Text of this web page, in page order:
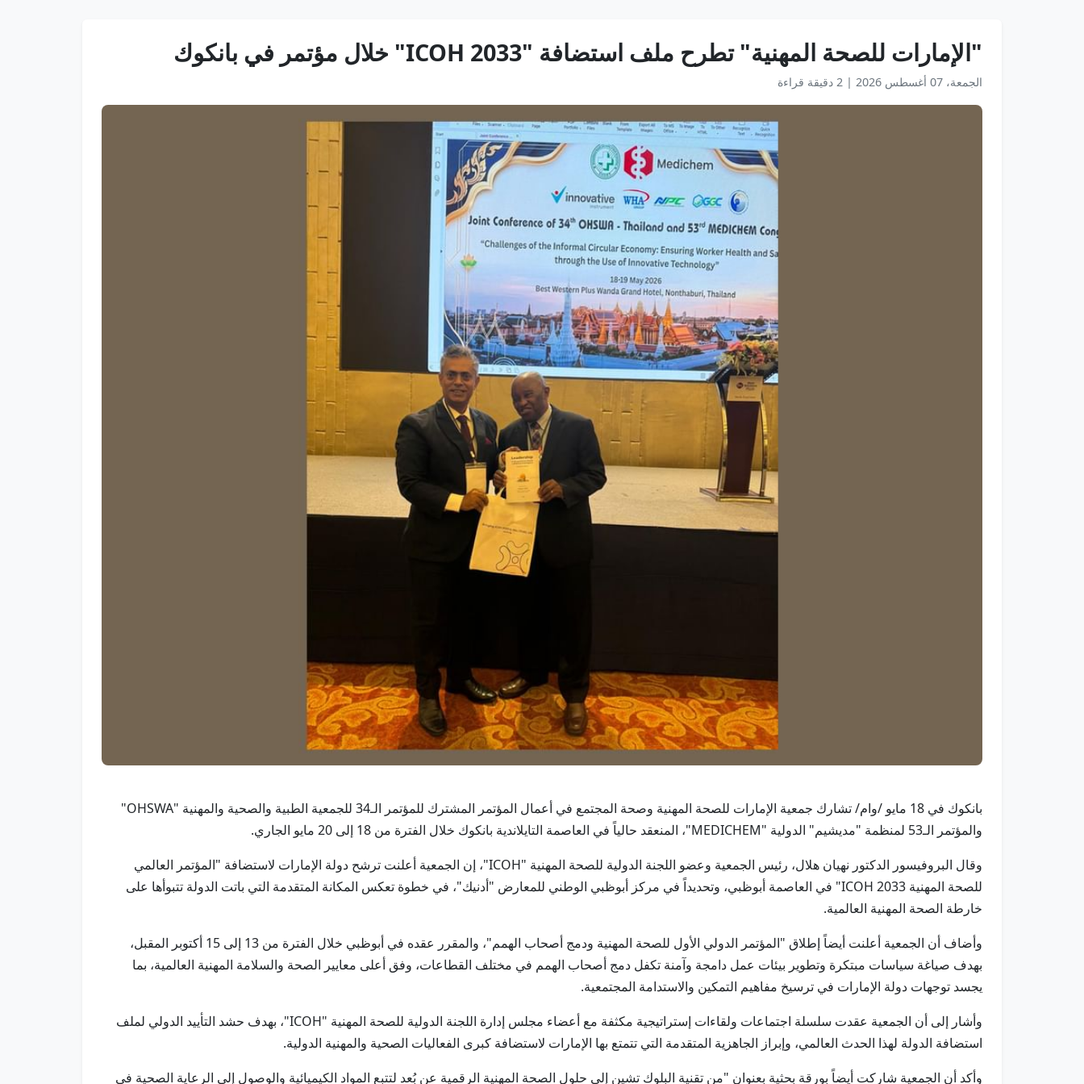
"الإمارات للصحة المهنية" تطرح ملف استضافة "ICOH 2033" خلال مؤتمر في بانكوك
الجمعة، 07 أغسطس 2026 | 2 دقيقة قراءة
بانكوك في 18 مايو /وام/ تشارك جمعية الإمارات للصحة المهنية وصحة المجتمع في أعمال المؤتمر المشترك للمؤتمر الـ34 للجمعية الطبية والصحية والمهنية "OHSWA"
والمؤتمر الـ53 لمنظمة "مديشيم" الدولية "MEDICHEM"، المنعقد حالياً في العاصمة التايلاندية بانكوك خلال الفترة من 18 إلى 20 مايو الجاري.
وقال البروفيسور الدكتور نهيان هلال، رئيس الجمعية وعضو اللجنة الدولية للصحة المهنية "ICOH"، إن الجمعية أعلنت ترشح دولة الإمارات لاستضافة "المؤتمر العالمي
للصحة المهنية ICOH 2033" في العاصمة أبوظبي، وتحديداً في مركز أبوظبي الوطني للمعارض "أدنيك"، في خطوة تعكس المكانة المتقدمة التي باتت الدولة تتبوأها على
خارطة الصحة المهنية العالمية.
وأضاف أن الجمعية أعلنت أيضاً إطلاق "المؤتمر الدولي الأول للصحة المهنية ودمج أصحاب الهمم"، والمقرر عقده في أبوظبي خلال الفترة من 13 إلى 15 أكتوبر المقبل،
بهدف صياغة سياسات مبتكرة وتطوير بيئات عمل دامجة وآمنة تكفل دمج أصحاب الهمم في مختلف القطاعات، وفق أعلى معايير الصحة والسلامة المهنية العالمية، بما
يجسد توجهات دولة الإمارات في ترسيخ مفاهيم التمكين والاستدامة المجتمعية.
وأشار إلى أن الجمعية عقدت سلسلة اجتماعات ولقاءات إستراتيجية مكثفة مع أعضاء مجلس إدارة اللجنة الدولية للصحة المهنية "ICOH"، بهدف حشد التأييد الدولي لملف
استضافة الدولة لهذا الحدث العالمي، وإبراز الجاهزية المتقدمة التي تتمتع بها الإمارات لاستضافة كبرى الفعاليات الصحية والمهنية الدولية.
وأكد أن الجمعية شاركت أيضاً بورقة بحثية بعنوان "من تقنية البلوك تشين إلى حلول الصحة المهنية الرقمية عن بُعد لتتبع المواد الكيميائية والوصول إلى الرعاية الصحية في